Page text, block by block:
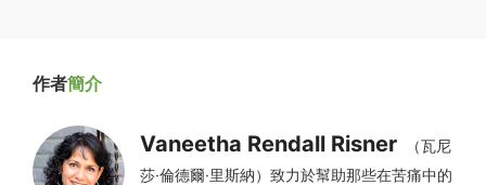
作者簡介
Vaneetha Rendall Risner
（瓦尼
莎·倫德爾·里斯納）致力於幫助那些在苦痛中的